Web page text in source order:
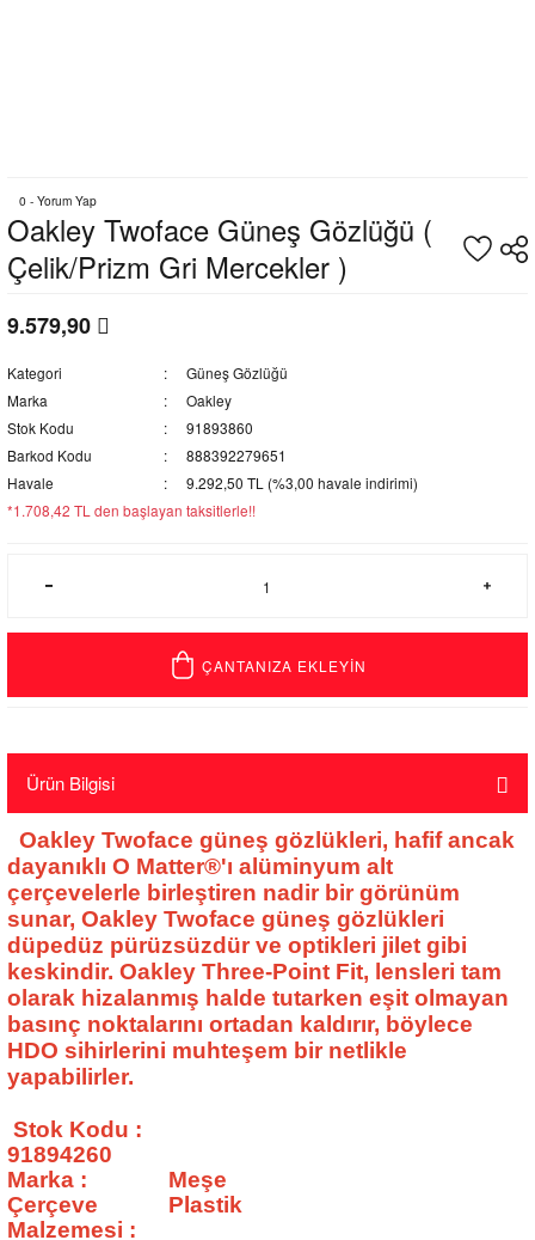
0 - Yorum Yap
Oakley Twoface Güneş Gözlüğü (
Çelik/Prizm Gri Mercekler )
9.579,90
Kategori
Güneş Gözlüğü
Marka
Oakley
Stok Kodu
91893860
Barkod Kodu
888392279651
Havale
9.292,50 TL (%3,00 havale indirimi)
*1.708,42 TL den başlayan taksitlerle!!
ÇANTANIZA EKLEYİN
Ürün Bilgisi
Oakley Twoface güneş gözlükleri, hafif ancak
dayanıklı O Matter®'ı alüminyum alt
çerçevelerle birleştiren nadir bir görünüm
sunar, Oakley Twoface güneş gözlükleri
düpedüz pürüzsüzdür ve optikleri jilet gibi
keskindir. Oakley Three-Point Fit, lensleri tam
olarak hizalanmış halde tutarken eşit olmayan
basınç noktalarını ortadan kaldırır, böylece
HDO sihirlerini muhteşem bir netlikle
yapabilirler.
Stok Kodu :
91894260
Marka :
Meşe
Çerçeve
Malzemesi :
Plastik